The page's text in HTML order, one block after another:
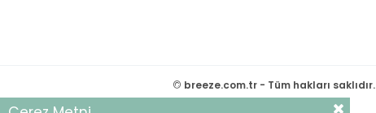
© breeze.com.tr - Tüm hakları saklıdır.